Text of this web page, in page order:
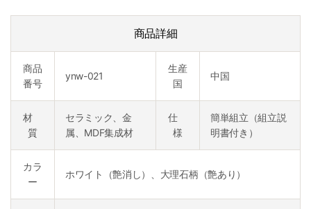
商品詳細
商品
番号
ynw-021
生産
国
中国
材
質
セラミック、金
属、MDF集成材
仕
様
簡単組立（組立説
明書付き）
カラ
ー
ホワイト（艶消し）、大理石柄（艶あり）